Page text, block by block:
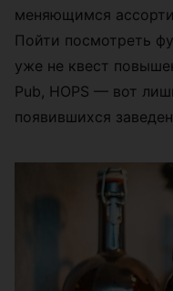
меняющимся
Пойти посмотреть
уже не квест
Pub, HOPS — вот
появившихся